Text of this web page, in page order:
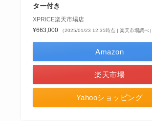
ター付き
XPRICE楽天市場店
¥663,000
（2025/01/23 12:35時点 | 楽天市場調べ）
Amazon
楽天市場
Yahooショッピング